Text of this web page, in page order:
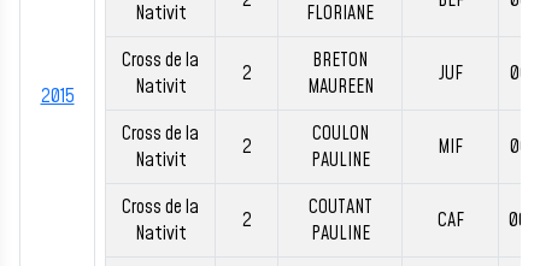
2015
Nativit
FLORIANE
Cross de la
Nativit
2
BRETON
MAUREEN
JUF
Cross de la
Nativit
2
COULON
PAULINE
MIF
Cross de la
Nativit
2
COUTANT
PAULINE
CAF